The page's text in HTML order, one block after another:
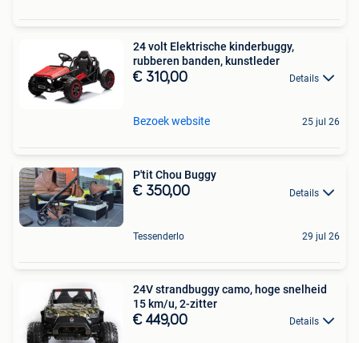
24 volt Elektrische kinderbuggy,
rubberen banden, kunstleder
€ 310,00 Details
Bezoek website 25 jul 26
P'tit Chou Buggy
€ 350,00 Details
Tessenderlo 29 jul 26
24V strandbuggy camo, hoge snelheid
15 km/u, 2-zitter
€ 449,00 Details